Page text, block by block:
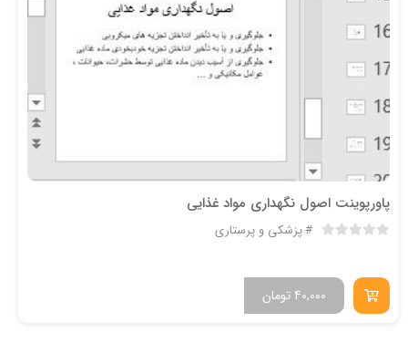
پاورپوینت اصول نگهداری مواد غذایی
پزشکی و پرستاری
تومان40,000